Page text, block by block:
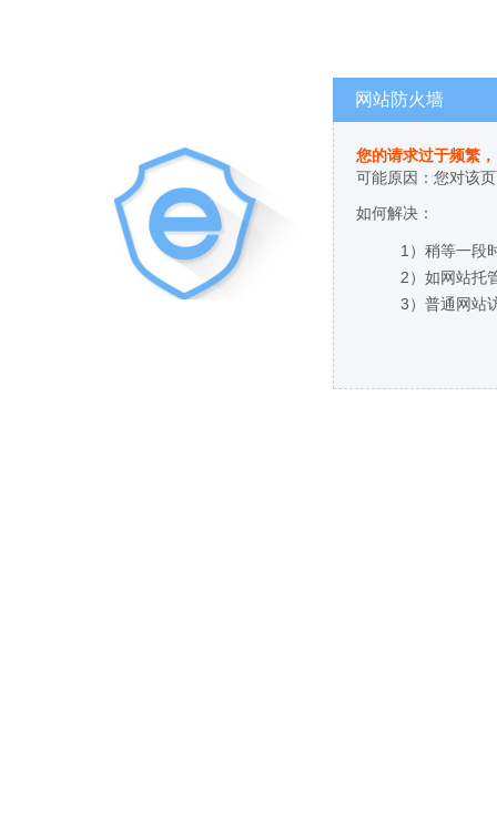
网站防火墙
您的请求过于频繁
可能原因：您对该
如何解决：
1）稍等一段
2）如网站托
3）普通网站